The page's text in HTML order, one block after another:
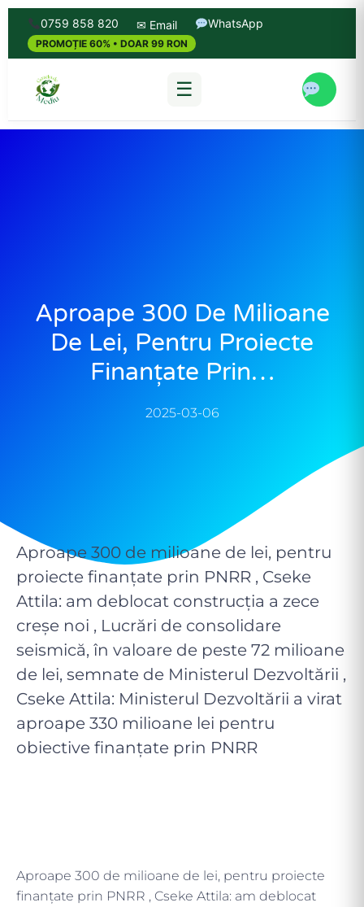
0759 858 820 ✉ Email WhatsApp
PROMOȚIE 60% • DOAR 99 RON
☰
Aproape 300 De Milioane
De Lei, Pentru Proiecte
Finanțate Prin…
2025-03-06
Aproape 300 de milioane de lei, pentru
proiecte finanțate prin PNRR , Cseke
Attila: am deblocat construcția a zece
creșe noi , Lucrări de consolidare
seismică, în valoare de peste 72 milioane
de lei, semnate de Ministerul Dezvoltării ,
Cseke Attila: Ministerul Dezvoltării a virat
aproape 330 milioane lei pentru
obiective finanțate prin PNRR
Aproape 300 de milioane de lei, pentru proiecte
finanțate prin PNRR , Cseke Attila: am deblocat